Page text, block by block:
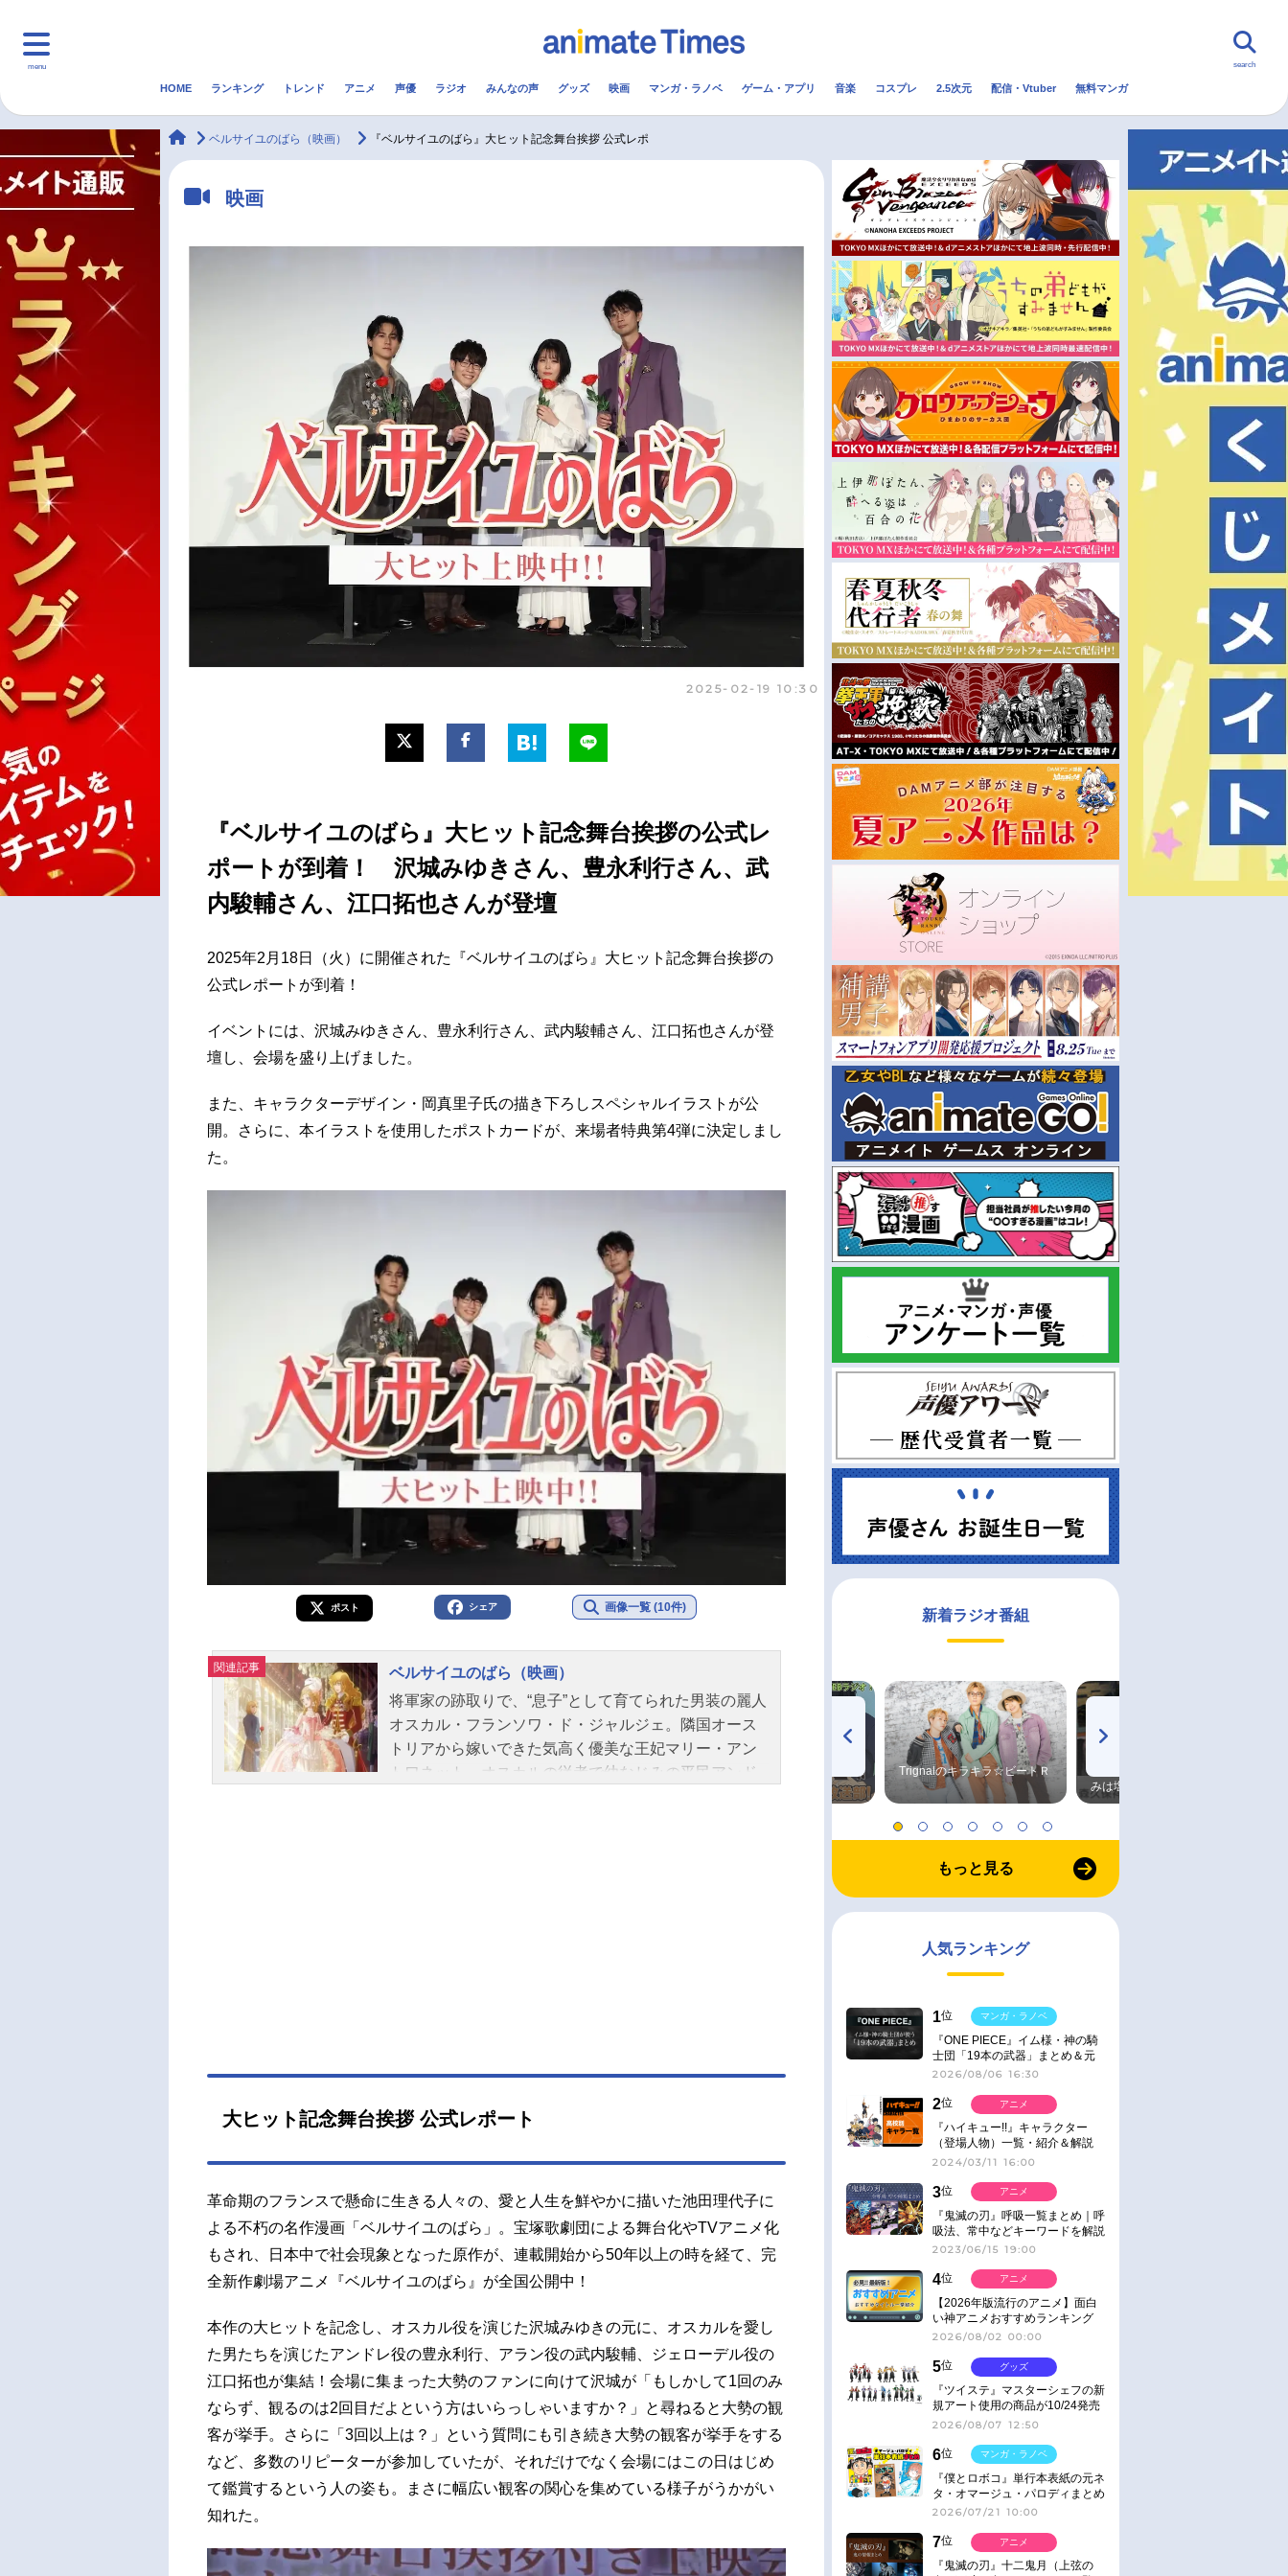
menu
マンガ・ラノベ ゲーム・アプリ 配信・Vtuber トレンド 無料マンガ
声優記事一覧 男性声優/女性声優一覧
今期アニメ曜日別一覧 秋アニメ
冬アニメ
FOLLOW US
search
HOME ランキング トレンド アニメ 声優 ラジオ みんなの声 グッズ 映画 マンガ・ラノベ ゲーム・アプリ 音楽 コスプレ 2.5次元 配信・Vtuber 無料マンガ
animateTimes
ベルサイユのばら（映画） 『ベルサイユのばら』大ヒット記念舞台挨拶 公式レポ
映画
2025-02-19 10:30
『ベルサイユのばら』大ヒット記念舞台挨拶の公式レ
ポートが到着！ 沢城みゆきさん、豊永利行さん、武
内駿輔さん、江口拓也さんが登壇
2025年2月18日（火）に開催された『ベルサイユのばら』大ヒット記念舞台挨拶の
公式レポートが到着！
イベントには、沢城みゆきさん、豊永利行さん、武内駿輔さん、江口拓也さんが登
壇し、会場を盛り上げました。
また、キャラクターデザイン・岡真里子氏の描き下ろしスペシャルイラストが公
開。さらに、本イラストを使用したポストカードが、来場者特典第4弾に決定しまし
た。
ポスト シェア 画像一覧 (10件)
関連記事
ベルサイユのばら（映画）
将軍家の跡取りで、“息子”として育てられた男装の麗人
オスカル・フランソワ・ド・ジャルジェ。隣国オース
トリアから嫁いできた気高く優美な王妃マリー・アン
トワネット。オスカルの従者で幼なじみの平民アンド
ン：田中真弓ノアイユ夫人：平野文ルイ15世：大塚芳
忠ロザリー：早見沙織ダグー大佐：山野井仁ブイエ将
ーズ：田中美海ラ...
大ヒット記念舞台挨拶 公式レポート
革命期のフランスで懸命に生きる人々の、愛と人生を鮮やかに描いた池田理代子に
よる不朽の名作漫画「ベルサイユのばら」。宝塚歌劇団による舞台化やTVアニメ化
もされ、日本中で社会現象となった原作が、連載開始から50年以上の時を経て、完
全新作劇場アニメ『ベルサイユのばら』が全国公開中！
本作の大ヒットを記念し、オスカル役を演じた沢城みゆきの元に、オスカルを愛し
た男たちを演じたアンドレ役の豊永利行、アラン役の武内駿輔、ジェローデル役の
江口拓也が集結！会場に集まった大勢のファンに向けて沢城が「もしかして1回のみ
ならず、観るのは2回目だよという方はいらっしゃいますか？」と尋ねると大勢の観
客が挙手。さらに「3回以上は？」という質問にも引き続き大勢の観客が挙手をする
など、多数のリピーターが参加していたが、それだけでなく会場にはこの日はじめ
て鑑賞するという人の姿も。まさに幅広い観客の関心を集めている様子がうかがい
知れた。
新着ラジオ番組
TVアニメ『戦隊大失格』
radio 大直会 2nd season
ハイキュー!! 烏野高校放送部! Trignalのキラキラ☆ビートＲ
みは塩だけ
もっと見る
人気ランキング
1位
『ONE PIECE』イム様・神の騎
士団「19本の武器」まとめ＆元
ネタ
2026/08/06 16:30
マンガ・ラノベ
2位
『ハイキュー!!』キャラクター
（登場人物）一覧・紹介＆解説
2024/03/11 16:00
アニメ
3位
『鬼滅の刃』呼吸一覧まとめ｜呼
吸法、常中などキーワードを解説
2023/06/15 19:00
アニメ
4位
【2026年版流行のアニメ】面白
い神アニメおすすめランキング
【名作・話題作】｜ジャンル別人
2026/08/02 00:00
アニメ
5位
『ツイステ』マスターシェフの新
規アート使用の商品が10/24発売
2026/08/07 12:50
グッズ
6位
『僕とロボコ』単行本表紙の元ネ
タ・オマージュ・パロディまとめ
2026/07/21 10:00
マンガ・ラノベ
7位
『鬼滅の刃』十二鬼月（上弦の
アニメ